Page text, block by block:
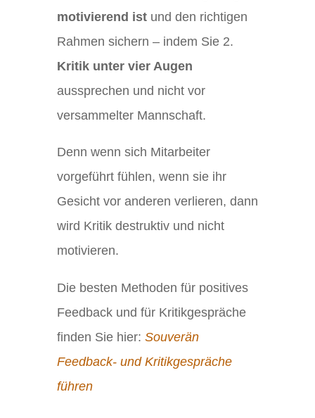
motivierend istund den richtigen
Rahmen sichern – indem Sie 2.
Kritik unter vier Augen
aussprechen und nicht vor
versammelter Mannschaft.
Denn wenn sich Mitarbeiter
vorgeführt fühlen, wenn sie ihr
Gesicht vor anderen verlieren, dann
wird Kritik destruktiv und nicht
motivieren.
Die besten Methoden für positives
Feedback und für Kritikgespräche
finden Sie hier: Souverän
Feedback- und Kritikgespräche
führen